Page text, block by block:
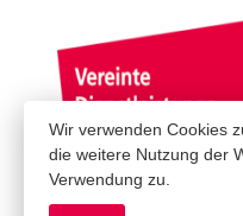
Wir verwenden Cookies
die weitere Nutzung der
Verwendung zu.